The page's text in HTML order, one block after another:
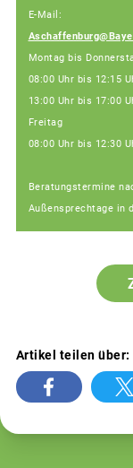
E-Mail:
Montag bis
08:00 Uhr bis 12:15
13:00 Uhr bis 17:00
Freitag
08:00 Uhr bis 12:30
Beratungstermine
Außensprechtage in
Artikel teilen über: